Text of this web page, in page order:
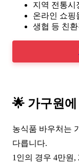
지역 전통시
온라인 쇼핑
생협 등 친
🌟 가구원
농식품 바우처는
다릅니다.
1인의 경우 4만원,